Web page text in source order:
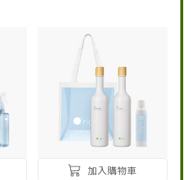
加入購物車